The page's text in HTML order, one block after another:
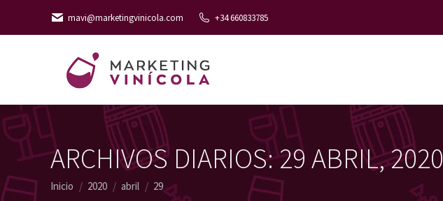
mavi@marketingvinicola.com +34 660833785
ARCHIVOS DIARIOS:29 ABRIL, 2020
Estás aquí:
Inicio 2020 abril 29